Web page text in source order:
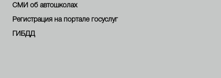
СМИ об автошколах
Регистрация на портале госуслуг
ГИБДД